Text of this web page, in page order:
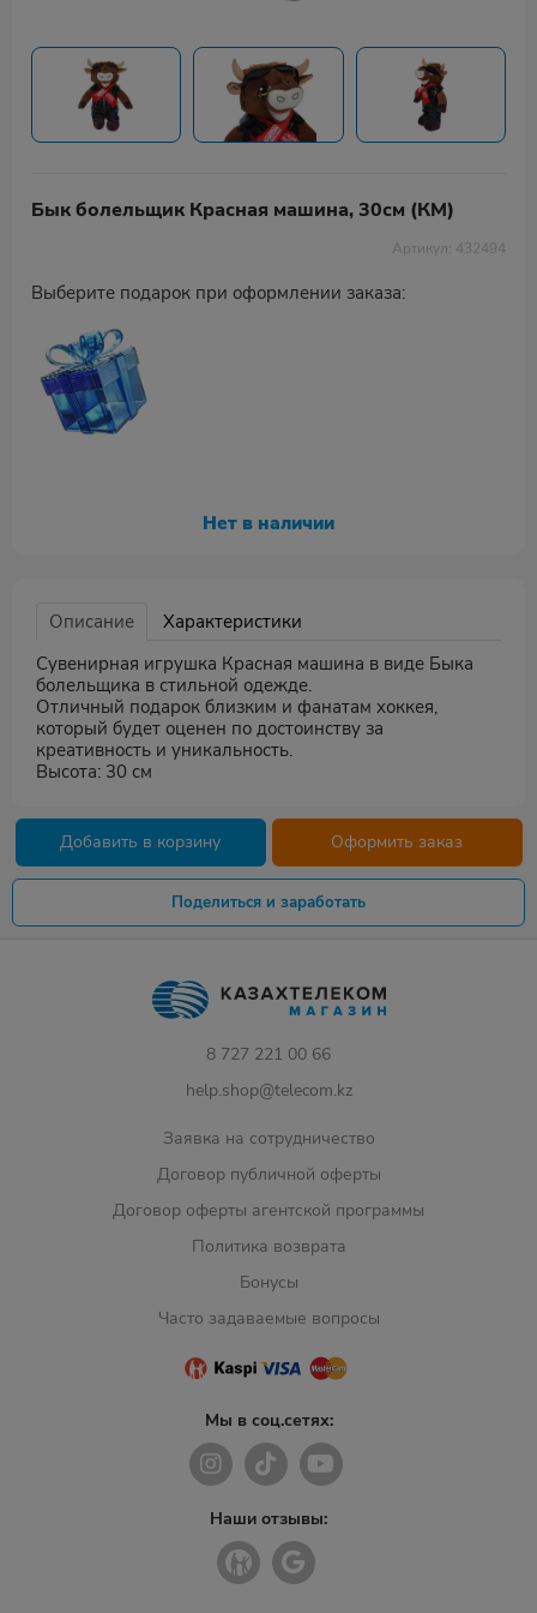
Бык болельщик Красная машина, 30см (КМ)
Артикул: 432494
Выберите подарок при оформлении заказа:
Нет в наличии
Описание
Характеристики
Сувенирная игрушка Красная машина в виде Быка
болельщика в стильной одежде.
Отличный подарок близким и фанатам хоккея,
который будет оценен по достоинству за
креативность и уникальность.
Высота: 30 см
Добавить в корзину Оформить заказ
Поделиться и заработать
8 727 221 00 66
help.shop@telecom.kz
Заявка на сотрудничество
Договор публичной оферты
Договор оферты агентской программы
Политика возврата
Бонусы
Часто задаваемые вопросы
Мы в соц.сетях:
Наши отзывы: